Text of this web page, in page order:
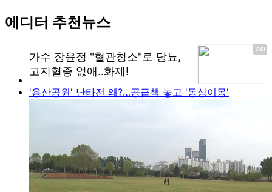
에디터 추천뉴스
'용산공원' 난타전 왜?…공급책 놓고 '동상이몽'